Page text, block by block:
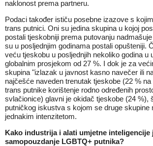
naklonost prema partneru.
Podaci također ističu posebne izazove s
trans putnici. Oni su jedina skupina u kojoj
postali tjeskobniji prema putovanju
su u posljednjim godinama postali opušteniji.
veću tjeskobu u posljednjih nekoliko godina u
globalnim prosjekom od 27 %. I dok je za
skupina "izlazak u javnost kasno navečer ili
najčešće naveden trenutak tjeskobe (22 %
trans putnike korištenje rodno određenih
svlačionice) glavni je okidač tjeskobe (24 %),
putničkog iskustva s kojom se druge skupine
jednakim intenzitetom.
Kako industrija i alati umjetne inteligencije
samopouzdanje LGBTQ+ putnika?